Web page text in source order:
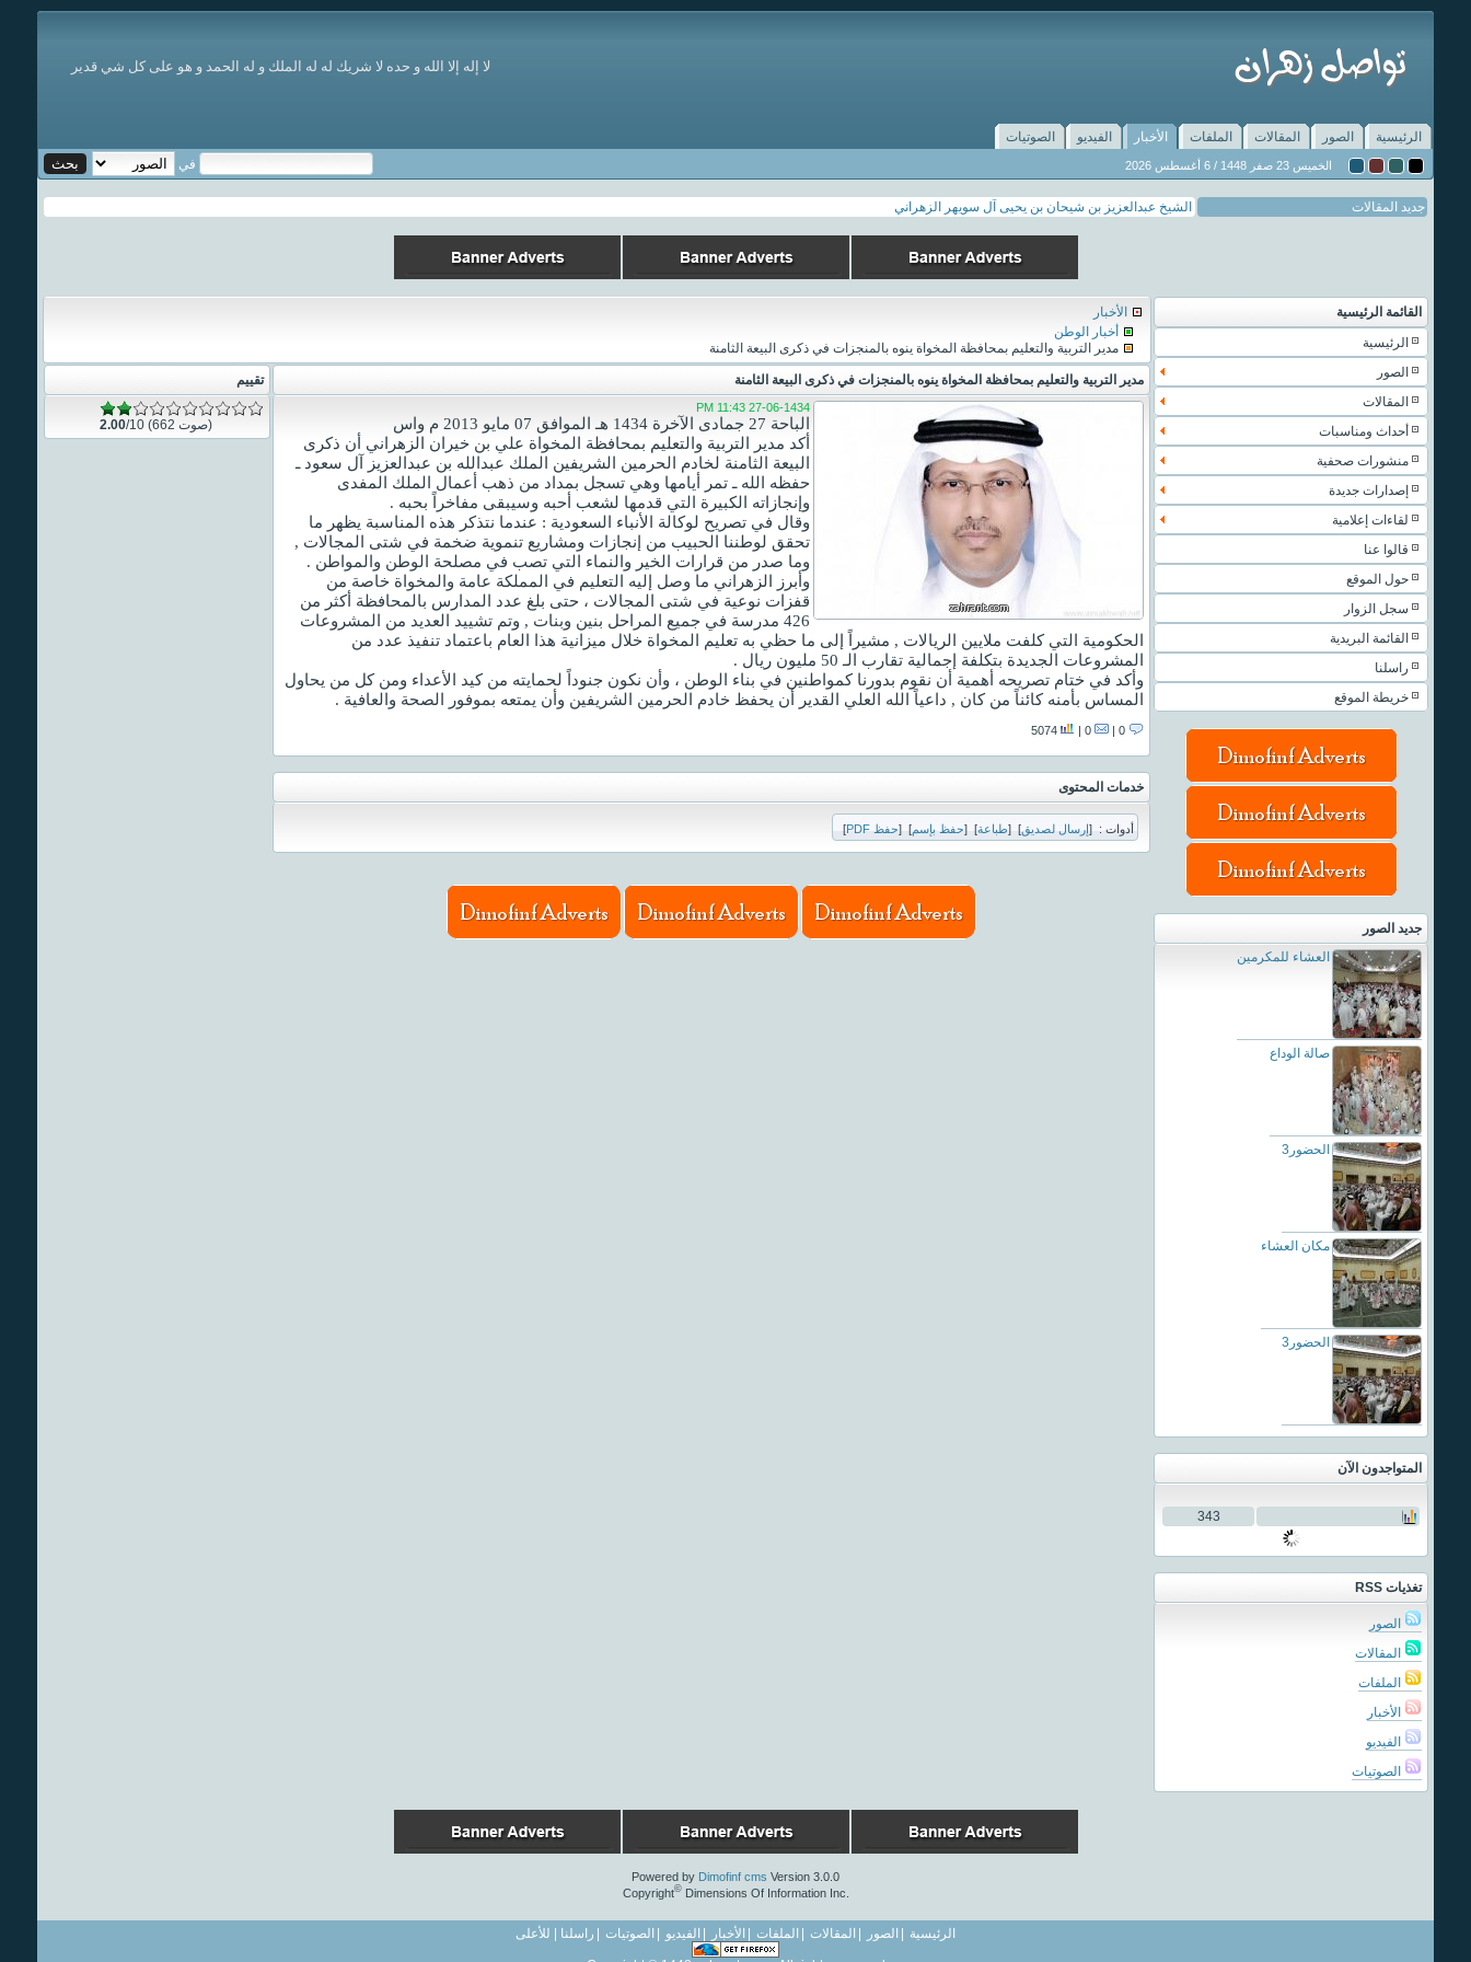
لا إله إلا الله و حده لا شريك له له الملك و له الحمد و هو على كل شي قدير
الرئيسية الصور المقالات الملفات الأخبار الفيديو
الصوتيات
في
الخميس 23 صفر 1448 / 6 أغسطس 2026
جديد المقالات الشيخ عبدالعزيز بن شيحان بن يحيى آل سويهر الزهراني
القائمة الرئيسية
الرئيسية
الصور
المقالات
أحداث ومناسبات
منشورات صحفية
إصدارات جديدة
لقاءات إعلامية
قالوا عنا
حول الموقع
سجل الزوار
القائمة البريدية
راسلنا
خريطة الموقع
جديد الصور
العشاء للمكرمين
صالة الوداع
الحضور3
مكان العشاء
الحضور3
المتواجدون الآن
343
تغذيات RSS
الصور
المقالات
الملفات
الأخبار
الفيديو
الصوتيات
الأخبار
أخبار الوطن
مدير التربية والتعليم بمحافظة المخواة ينوه بالمنجزات في ذكرى البيعة الثامنة
مدير التربية والتعليم بمحافظة المخواة ينوه بالمنجزات في ذكرى البيعة الثامنة
27-06-1434 11:43 PM
الباحة 27 جمادى الآخرة 1434 هـ الموافق 07 مايو 2013 م واس
أكد مدير التربية والتعليم بمحافظة المخواة علي بن خيران الزهراني أن ذكرى
البيعة الثامنة لخادم الحرمين الشريفين الملك عبدالله بن عبدالعزيز آل سعود ـ
حفظه الله ـ تمر أيامها وهي تسجل بمداد من ذهب أعمال الملك المفدى
وإنجازاته الكبيرة التي قدمها لشعب أحبه وسيبقى مفاخراً بحبه .
وقال في تصريح لوكالة الأنباء السعودية : عندما نتذكر هذه المناسبة يظهر ما
تحقق لوطننا الحبيب من إنجازات ومشاريع تنموية ضخمة في شتى المجالات ,
وما صدر من قرارات الخير والنماء التي تصب في مصلحة الوطن والمواطن .
وأبرز الزهراني ما وصل إليه التعليم في المملكة عامة والمخواة خاصة من
قفزات نوعية في شتى المجالات ، حتى بلغ عدد المدارس بالمحافظة أكثر من
426 مدرسة في جميع المراحل بنين وبنات , وتم تشييد العديد من المشروعات
الحكومية التي كلفت ملايين الريالات , مشيراً إلى ما حظي به تعليم المخواة خلال ميزانية هذا العام باعتماد تنفيذ عدد من
المشروعات الجديدة بتكلفة إجمالية تقارب الـ 50 مليون ريال .
وأكد في ختام تصريحه أهمية أن نقوم بدورنا كمواطنين في بناء الوطن ، وأن نكون جنوداً لحمايته من كيد الأعداء ومن كل من يحاول
المساس بأمنه كائناً من كان , داعياً الله العلي القدير أن يحفظ خادم الحرمين الشريفين وأن يمتعه بموفور الصحة والعافية .
0 |
5074
خدمات المحتوى
أدوات : [إرسال لصديق]
[طباعة]
[حفظ بإسم]
[حفظ PDF ]
تقييم
2.00 /10 (662 صوت)
Powered by Dimofinf cms Version 3.0.0
Copyright©Dimensions Of Information Inc.
الرئيسية | الصور | المقالات | الملفات | الأخبار | الفيديو | الصوتيات | راسلنا | للأعلى